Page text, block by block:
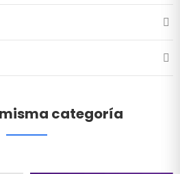
categoría